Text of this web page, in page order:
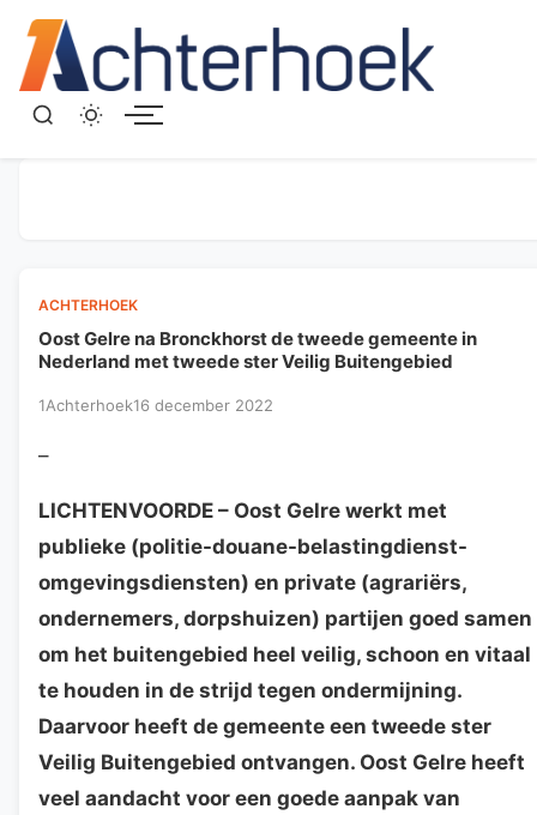
ACHTERHOEK
Oost Gelre na Bronckhorst de tweede gemeente in
Nederland met tweede ster Veilig Buitengebied
1Achterhoek16 december 2022
–
LICHTENVOORDE – Oost Gelre werkt met
publieke (politie-douane-belastingdienst-
omgevingsdiensten) en private (agrariërs,
ondernemers, dorpshuizen) partijen goed samen
om het buitengebied heel veilig, schoon en vitaal
te houden in de strijd tegen ondermijning.
Daarvoor heeft de gemeente een tweede ster
Veilig Buitengebied ontvangen. Oost Gelre heeft
veel aandacht voor een goede aanpak van